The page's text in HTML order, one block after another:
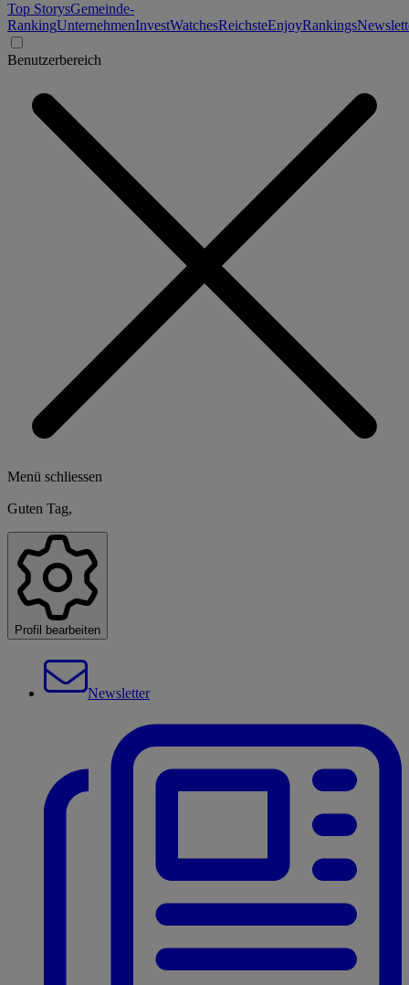
Top StorysGemeinde-
RankingUnternehmenInvestWatchesReichsteEnjoyRankings
Benutzerbereich
Menü schliessen
Guten Tag,
Profil bearbeiten
Newsletter